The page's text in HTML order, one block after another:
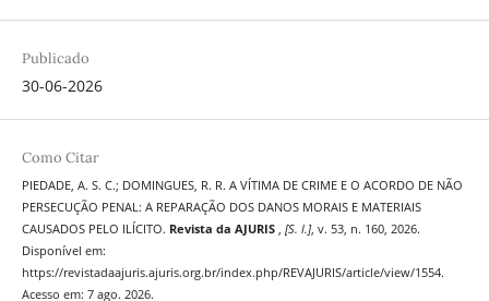
Publicado
30-06-2026
Como Citar
PIEDADE, A. S. C.; DOMINGUES, R. R. A VÍTIMA DE CRIME E O ACORDO DE NÃO
PERSECUÇÃO PENAL: A REPARAÇÃO DOS DANOS MORAIS E MATERIAIS
CAUSADOS PELO ILÍCITO. Revista da AJURIS , [S. l.], v. 53, n. 160, 2026.
Disponível em:
https://revistadaajuris.ajuris.org.br/index.php/REVAJURIS/article/view/1554.
Acesso em: 7 ago. 2026.